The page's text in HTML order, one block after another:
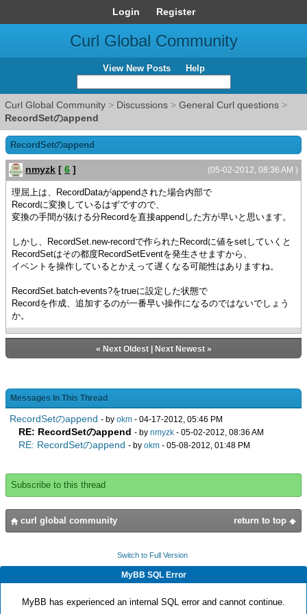
Login Register
Curl Global Community
View New Posts Help
Curl Global Community > Discussions > General Curl questions >
RecordSetのappend
RecordSetのappend
(05-02-2012, 08:36 AM )
nmyzk [ 6 ]
理屈上は、RecordDataがappendされた場合内部で
Recordに変換しているはずですので、
変換の手間が抜ける分Recordを直接appendした方が早いと思います。
しかし、RecordSet.new-recordで作られたRecordに値をsetしていくと
RecordSetはその都度RecordSetEventを発生させますから、
イベントを操作しているとかえって遅くなる可能性はありますね。
RecordSet.batch-events?をtrueに設定した状態で
Recordを作成、追加するのが一番早い操作になるのではないでしょう
か。
« Next Oldest| Next Newest»
Messages In This Thread
RecordSetのappend - by okm - 04-17-2012, 05:46 PM
RE: RecordSetのappend - by nmyzk - 05-02-2012, 08:36 AM
RE: RecordSetのappend - by okm - 05-08-2012, 01:48 PM
Subscribe to this thread
return to top
curl global community
Switch to Full Version
MyBB SQL Error
MyBB has experienced an internal SQL error and cannot continue.